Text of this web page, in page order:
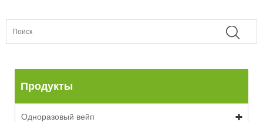
Продукты
Одноразовый вейп